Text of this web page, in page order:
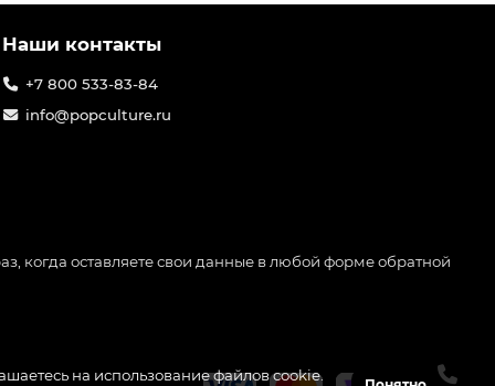
на использование файлов cookie.
Наши контакты
+7 800 533-83-84
info@popculture.ru
когда оставляете свои данные в любой форме обратной